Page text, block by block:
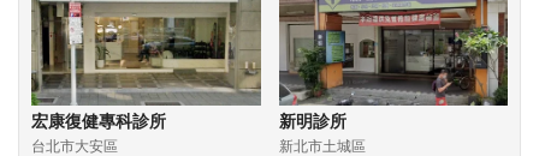
宏康復健專科診所
台北市大安區
新明診所
新北市土城區